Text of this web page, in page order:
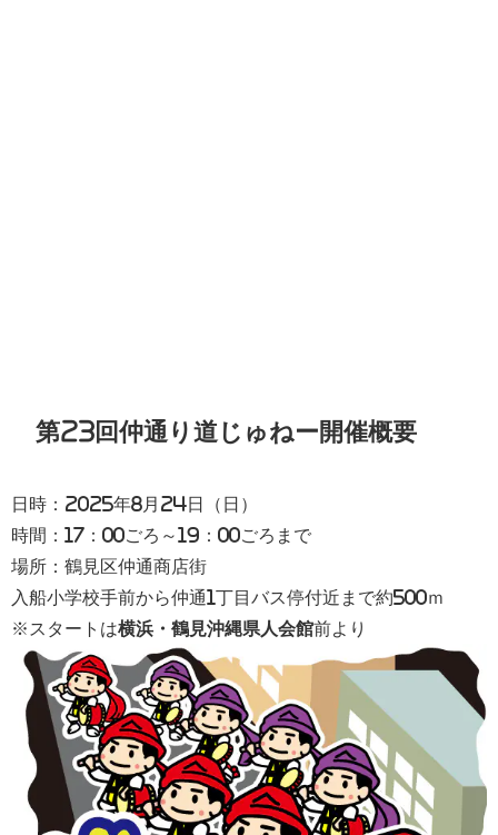
第23回仲通り道じゅねー開催概要
日時：2025年8月24日（日）
時間：17：00ごろ～19：00ごろまで
場所：鶴見区仲通商店街
入船小学校手前から仲通1丁目バス停付近まで約500ｍ
※スタートは横浜・鶴見沖縄県人会館前より